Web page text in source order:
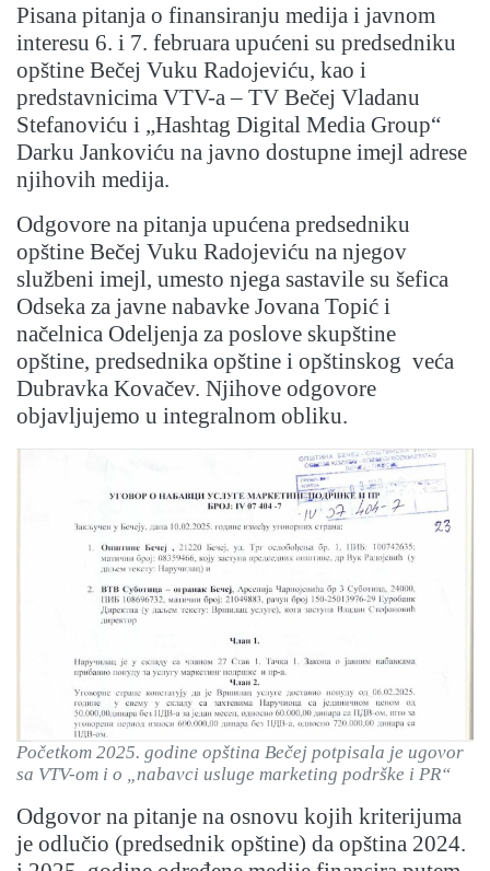
Pisana pitanja o finansiranju medija i javnom
interesu 6. i 7. februara upućeni su predsedniku
opštine Bečej Vuku Radojeviću, kao i
predstavnicima VTV-a – TV Bečej Vladanu
Stefanoviću i „Hashtag Digital Media Group“
Darku Jankoviću na javno dostupne imejl adrese
njihovih medija.
Odgovore na pitanja upućena predsedniku
opštine Bečej Vuku Radojeviću na njegov
službeni imejl, umesto njega sastavile su šefica
Odseka za javne nabavke Jovana Topić i
načelnica Odeljenja za poslove skupštine
opštine, predsednika opštine i opštinskog veća
Dubravka Kovačev. Njihove odgovore
objavljujemo u integralnom obliku.
Početkom 2025. godine opština Bečej potpisala je ugovor
sa VTV-om i o „nabavci usluge marketing podrške i PR“
Odgovor na pitanje na osnovu kojih kriterijuma
je odlučio (predsednik opštine) da opština 2024.